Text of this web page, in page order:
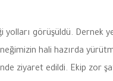
yolları görüşüldü.
hali hazırda
ziyaret edildi. Ekip zor